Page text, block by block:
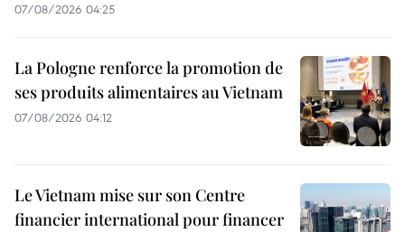
07/08/2026 04:25
La Pologne renforce la promotion de
ses produits alimentaires au Vietnam
07/08/2026 04:12
Le Vietnam mise sur son Centre
financier international pour financer